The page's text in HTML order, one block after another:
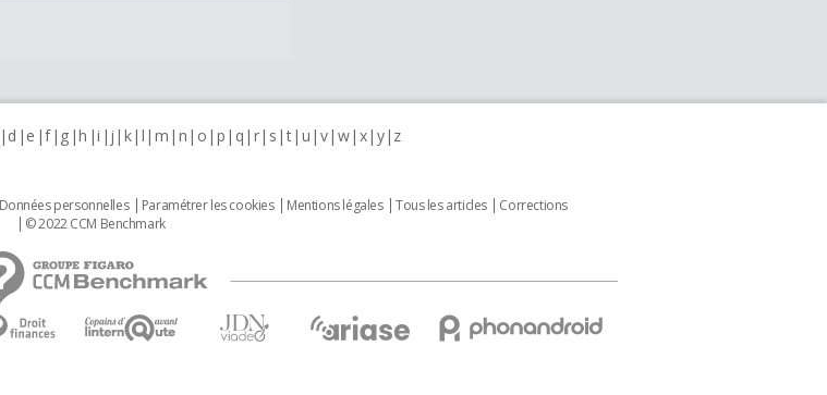
d e f g h i j k l m n o p q r s t u v w x y z
Données personnelles Paramétrer les cookies Mentions légales Tous les articles
Corrections
© 2022 CCM Benchmark